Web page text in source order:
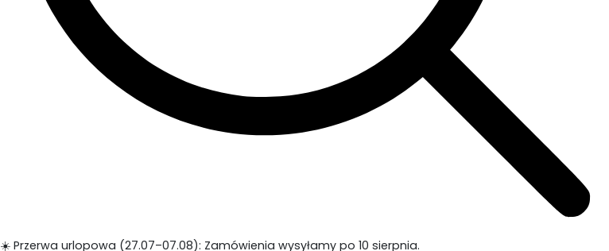
☀️ Przerwa urlopowa (27.07–07.08): Zamówienia wysyłamy po 10 sierpnia.